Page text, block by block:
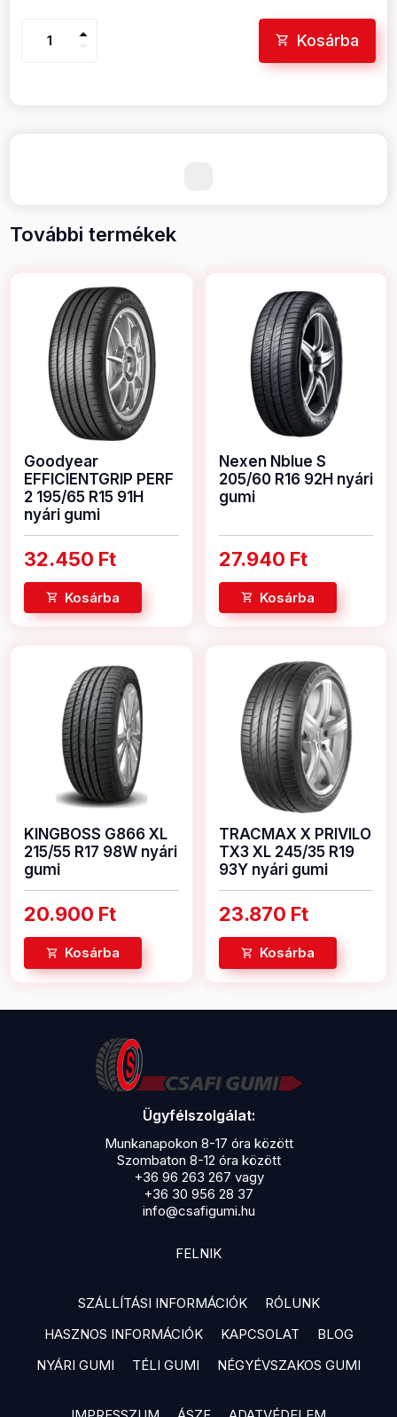
arrow_drop_up Kosárba
További termékek
Goodyear
EFFICIENTGRIP PERF
2 195/65 R15 91H
nyári gumi
32.450 Ft
Kosárba
Nexen Nblue S
205/60 R16 92H nyári
gumi
27.940 Ft
Kosárba
KINGBOSS G866 XL
215/55 R17 98W nyári
gumi
20.900 Ft
Kosárba
TRACMAX X PRIVILO
TX3 XL 245/35 R19
93Y nyári gumi
23.870 Ft
Kosárba
Ügyfélszolgálat:
Munkanapokon 8-17 óra között
Szombaton 8-12 óra között
+36 96 263 267 vagy
+36 30 956 28 37
info@csafigumi.hu
FELNIK
SZÁLLÍTÁSI INFORMÁCIÓK
RÓLUNK
HASZNOS INFORMÁCIÓK
KAPCSOLAT
BLOG
NYÁRI GUMI
TÉLI GUMI NÉGYÉVSZAKOS GUMI